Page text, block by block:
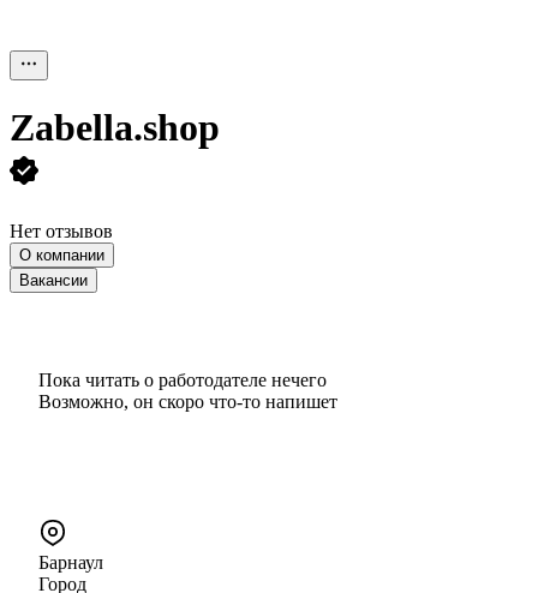
Zabella.shop
Нет отзывов
О компании
Вакансии
Пока читать о работодателе нечего
Возможно, он скоро что‑то напишет
Барнаул
Город